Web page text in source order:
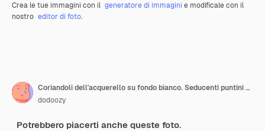
Crea le tue immagini con il generatore di immagini e modificale con il
nostro editor di foto.
Coriandoli dell'acquerello su fondo bianco. Seducenti puntini colorati arcobaleno. Felice celebrazione ampia carta luminosa colorata. Potenti coriandoli dipinti a mano.
dodoozy
Potrebbero piacerti anche queste foto.